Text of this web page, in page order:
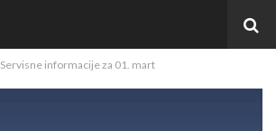
Servisne informacije za 01. mart